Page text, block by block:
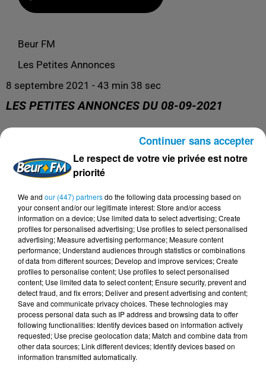
Beur FM
Les Petites Annonces
8 septembre 2021 - 43 min 38 sec
LES PETITES ANNONCES DU 08-09-2021
DERNIERS PODCASTS
24 juillet 2026
Les Zinformés - 24/07/26
Le respect de votre vie privée est notre
priorité
We and our (447) partnersdo the following data processing based on
your consent and/or our legitimate interest: Store and/or access
information on a device; Use limited data to select advertising; Create
profiles for personalised advertising; Use profiles to select personalised
advertising; Measure advertising performance; Measure content
performance; Understand audiences through statistics or combinations
of data from different sources; Develop and improve services; Create
profiles to personalise content; Use profiles to select personalised
content; Use limited data to select content; Ensure security, prevent and
detect fraud, and fix errors; Deliver and present advertising and content;
Save and communicate privacy choices. These technologies may
process personal data such as IP address and browsing data to offer
following functionalities: Identify devices based on information actively
requested; Use precise geolocation data; Match and combine data from
other data sources; Link different devices; Identify devices based on
information transmitted automatically.
Continuer sans accepter